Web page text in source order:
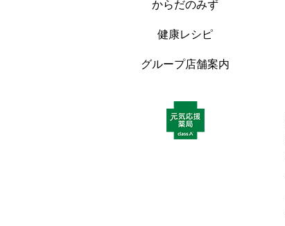
からだのみず
健康レシピ
グループ店舗案内